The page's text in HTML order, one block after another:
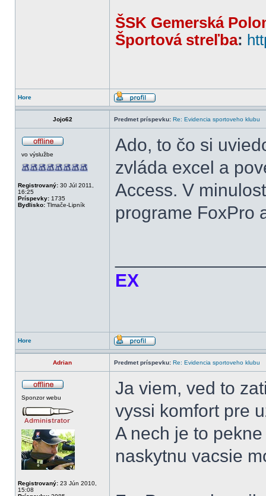
ŠSK Gemerská
Športová streľba:
Hore
Jojo62 Predmet príspevku: Re: Evidencia sportoveho klubu
vo výslužbe
Registrovaný: 30 Júl 2011,
16:25
Príspevky: 1735
Bydlisko: Tlmače-Lipník
Ado, to čo si
zvláda excel a
Access. V
programe FoxPro
EX
Hore
Adrian Predmet príspevku: Re: Evidencia sportoveho klubu
Sponzor webu
Registrovaný: 23 Jún 2010,
15:08
Ja viem, ved to
vyssi komfort pre
A nech je to
naskytnu vacsie